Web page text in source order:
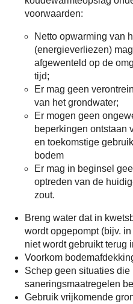
voorwaarden:
Netto opwarming van
(energieverliezen)
afgewenteld op de
tijd;
Er mag geen
van het grondwater;
Er mogen geen
beperkingen ontstaan
en toekomstige
bodem
Er mag in beginsel
optreden van de
zout.
Breng water dat in
wordt opgepompt (bijv.
niet wordt gebruikt terug
Voorkom
Schep geen situaties die
saneringsmaatregelen
Gebruik vrijkomende